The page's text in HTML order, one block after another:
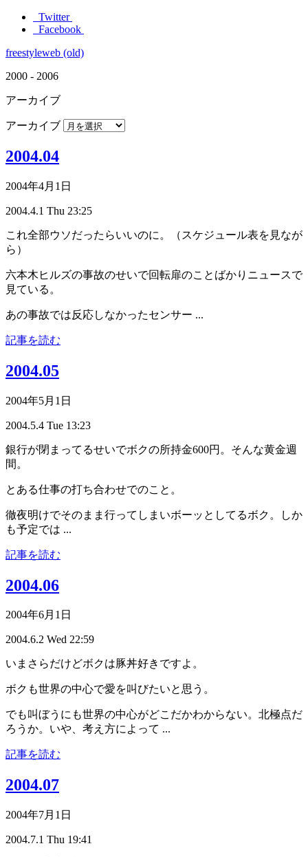
Twitter
Facebook
freestyleweb (old)
2000 - 2006
アーカイブ
アーカイブ
2004.04
2004年4月1日
2004.4.1 Thu 23:25
これ全部ウソだったらいいのに。（スケジュール表を見なが
ら）
六本木ヒルズの事故のせいで回転扉のことばかりニュースで
見ている。
あの事故では反応しなかったセンサー ...
記事を読む
2004.05
2004年5月1日
2004.5.4 Tue 13:23
銀行が閉まってるせいでボクの所持金600円。そんな黄金週
間。
とある仕事の打ち合わせでのこと。
徹夜明けでそのまま行ってしまいボーッとしてるボク。しか
も予定では ...
記事を読む
2004.06
2004年6月1日
2004.6.2 Wed 22:59
いまさらだけどボクは豚丼好きですよ。
ボクも世界の中心で愛を叫びたいと思う。
でも叫ぼうにも世界の中心がどこだかわからない。北極点だ
ろうか。いや、考え方によって ...
記事を読む
2004.07
2004年7月1日
2004.7.1 Thu 19:41